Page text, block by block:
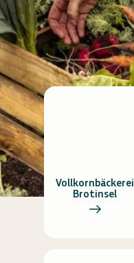
Vollkornbäckerei
Brotinsel